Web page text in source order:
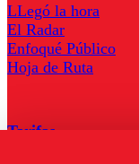
LLegó la hora
El Radar
Enfoqué Público
Hoja de Ruta
Tarifas